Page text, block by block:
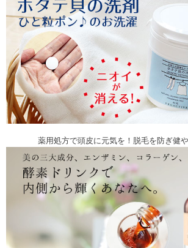
薬用処方で頭皮に元気を！脱毛を防ぎ健